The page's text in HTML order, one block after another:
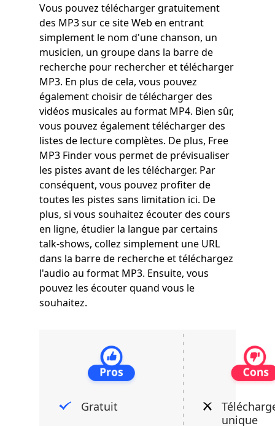
Vous pouvez télécharger gratuitement
des MP3 sur ce site Web en entrant
simplement le nom d'une chanson, un
musicien, un groupe dans la barre de
recherche pour rechercher et télécharger
MP3. En plus de cela, vous pouvez
également choisir de télécharger des
vidéos musicales au format MP4. Bien sûr,
vous pouvez également télécharger des
listes de lecture complètes. De plus, Free
MP3 Finder vous permet de prévisualiser
les pistes avant de les télécharger. Par
conséquent, vous pouvez profiter de
toutes les pistes sans limitation ici. De
plus, si vous souhaitez écouter des cours
en ligne, étudier la langue par certains
talk-shows, collez simplement une URL
dans la barre de recherche et téléchargez
l'audio au format MP3. Ensuite, vous
pouvez les écouter quand vous le
souhaitez.
Gratuit
unique